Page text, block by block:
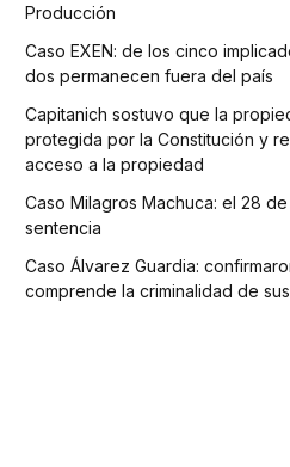
Producción
Caso EXEN: de los cinco
dos permanecen fuera del país
Capitanich sostuvo que la
protegida por la Constitución y
acceso a la propiedad
Caso Milagros Machuca: el 28
sentencia
Caso Álvarez Guardia:
comprende la criminalidad de